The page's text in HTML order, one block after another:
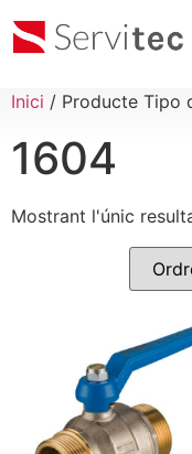
Inici / Producte Tipo
1604
Mostrant l'únic